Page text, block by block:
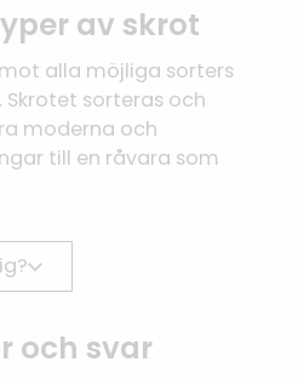
av skrot
alla möjliga sorters
sorteras och
moderna och
till en råvara som
och svar